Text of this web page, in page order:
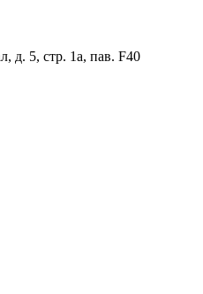
д. 5, стр. 1а, пав. F40